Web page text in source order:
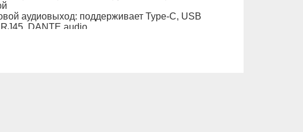
аудиовыход: поддерживает Type-C, USB
DANTE audio